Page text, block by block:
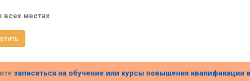
всех местах
записаться на обучение или курсы повышения квалификации в